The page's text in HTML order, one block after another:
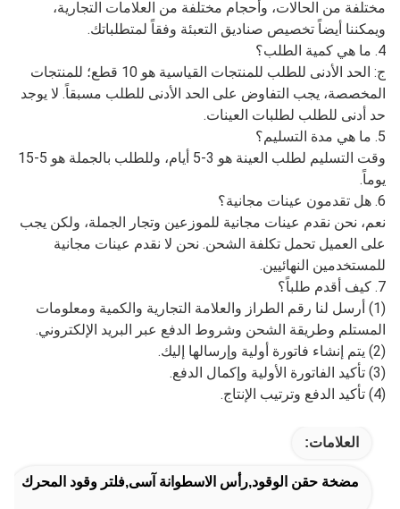
مختلفة من الحالات، وأحجام مختلفة من العلامات التجارية،
ويمكننا أيضاً تخصيص صناديق التعبئة وفقاً لمتطلباتك.
4. ما هي كمية الطلب؟
ج: الحد الأدنى للطلب للمنتجات القياسية هو 10 قطع؛ للمنتجات
المخصصة، يجب التفاوض على الحد الأدنى للطلب مسبقاً. لا يوجد
حد أدنى للطلب لطلبات العينات.
5. ما هي مدة التسليم؟
وقت التسليم لطلب العينة هو 3-5 أيام، وللطلب بالجملة هو 5-15
يوماً.
6. هل تقدمون عينات مجانية؟
نعم، نحن نقدم عينات مجانية للموزعين وتجار الجملة، ولكن يجب
على العميل تحمل تكلفة الشحن. نحن لا نقدم عينات مجانية
للمستخدمين النهائيين.
7. كيف أقدم طلباً؟
(1) أرسل لنا رقم الطراز والعلامة التجارية والكمية ومعلومات
المستلم وطريقة الشحن وشروط الدفع عبر البريد الإلكتروني.
(2) يتم إنشاء فاتورة أولية وإرسالها إليك.
(3) تأكيد الفاتورة الأولية وإكمال الدفع.
(4) تأكيد الدفع وترتيب الإنتاج.
العلامات:
مضخة حقن الوقود,رأس الاسطوانة آسى,فلتر وقود المحرك